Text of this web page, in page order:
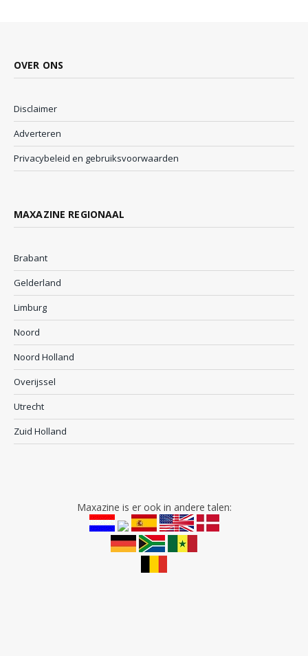
OVER ONS
Disclaimer
Adverteren
Privacybeleid en gebruiksvoorwaarden
MAXAZINE REGIONAAL
Brabant
Gelderland
Limburg
Noord
Noord Holland
Overijssel
Utrecht
Zuid Holland
Maxazine is er ook in andere talen: